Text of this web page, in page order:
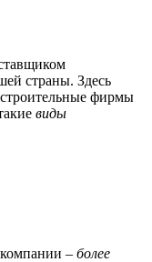
страны. Здесь
фирмы
виды
– более